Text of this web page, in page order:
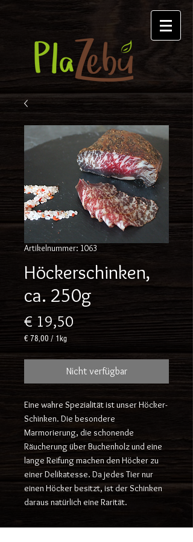
Artikelnummer: 1063
Höckerschinken,
ca. 250g
€ 19,50
€ 78,00 / 1kg
pro
Kilogramm
Nicht verfügbar
Eine wahre Spezialität ist unser Höcker-
Schinken. Die besondere
Marmorierung, die schonende
Räucherung über Buchenholz und eine
lange Reifung machen den Höcker zu
einer Delikatesse. Da jedes Tier nur
einen Höcker besitzt, ist der Schinken
daraus natürlich eine Rarität.